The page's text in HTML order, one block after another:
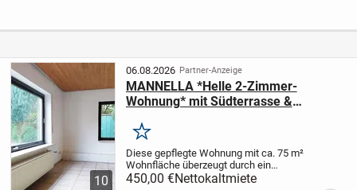
iten
anpassbar!!**
10
06.08.2026 Partner-Anzeige
MANNELLA *Helle 2-Zimmer-
Wohnung* mit Südterrasse &
Merken
Diese gepflegte Wohnung mit ca. 75 m²
Wohnfläche überzeugt durch ein
großzügiges Raumkonzept, helle Räume
450,00 €Nettokaltmiete